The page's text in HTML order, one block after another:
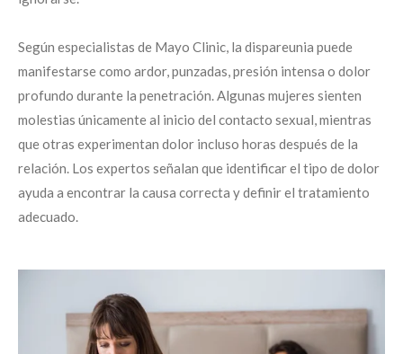
Según especialistas de Mayo Clinic, la dispareunia puede
manifestarse como ardor, punzadas, presión intensa o dolor
profundo durante la penetración. Algunas mujeres sienten
molestias únicamente al inicio del contacto sexual, mientras
que otras experimentan dolor incluso horas después de la
relación. Los expertos señalan que identificar el tipo de dolor
ayuda a encontrar la causa correcta y definir el tratamiento
adecuado.